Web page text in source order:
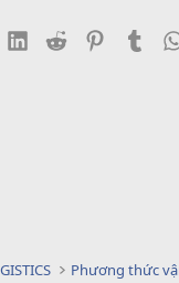
LinkedIn
Reddit Pinterest
Phương thức